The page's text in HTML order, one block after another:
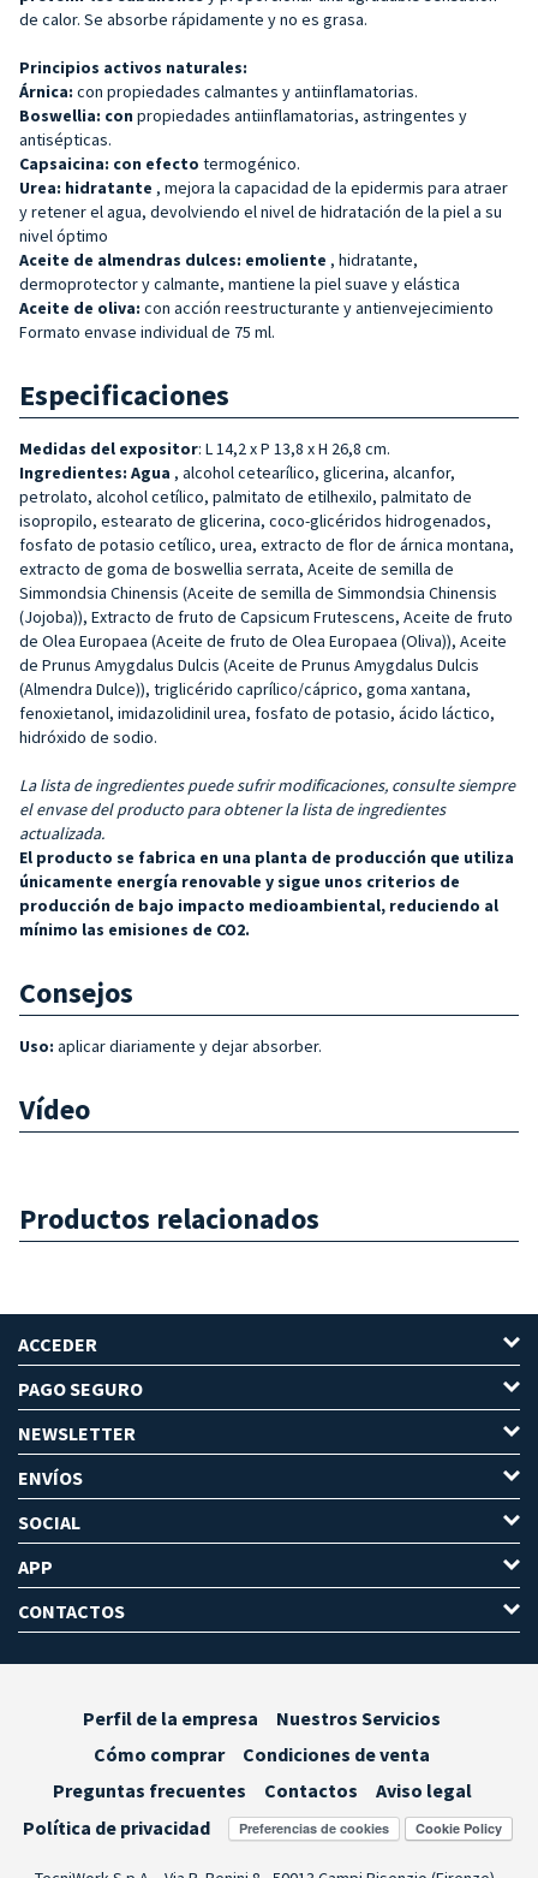
de calor. Se absorbe rápidamente y no es grasa.
Principios activos naturales:
Árnica: con propiedades calmantes y antiinflamatorias.
Boswellia: con propiedades antiinflamatorias, astringentes y
antisépticas.
Capsaicina: con efecto termogénico.
Urea: hidratante , mejora la capacidad de la epidermis para atraer
y retener el agua, devolviendo el nivel de hidratación de la piel a su
nivel óptimo
Aceite de almendras dulces: emoliente , hidratante,
dermoprotector y calmante, mantiene la piel suave y elástica
Aceite de oliva: con acción reestructurante y antienvejecimiento
Formato envase individual de 75 ml.
Especificaciones
Medidas del expositor: L 14,2 x P 13,8 x H 26,8 cm.
Ingredientes: Agua , alcohol cetearílico, glicerina, alcanfor,
petrolato, alcohol cetílico, palmitato de etilhexilo, palmitato de
isopropilo, estearato de glicerina, coco-glicéridos hidrogenados,
fosfato de potasio cetílico, urea, extracto de flor de árnica montana,
extracto de goma de boswellia serrata, Aceite de semilla de
Simmondsia Chinensis (Aceite de semilla de Simmondsia Chinensis
(Jojoba)), Extracto de fruto de Capsicum Frutescens, Aceite de fruto
de Olea Europaea (Aceite de fruto de Olea Europaea (Oliva)), Aceite
de Prunus Amygdalus Dulcis (Aceite de Prunus Amygdalus Dulcis
(Almendra Dulce)), triglicérido caprílico/cáprico, goma xantana,
fenoxietanol, imidazolidinil urea, fosfato de potasio, ácido láctico,
hidróxido de sodio.
La lista de ingredientes puede sufrir modificaciones, consulte siempre
el envase del producto para obtener la lista de ingredientes
actualizada.
El producto se fabrica en una planta de producción que utiliza
únicamente energía renovable y sigue unos criterios de
producción de bajo impacto medioambiental, reduciendo al
mínimo las emisiones de CO2.
Consejos
Uso: aplicar diariamente y dejar absorber.
Vídeo
Productos relacionados
ACCEDER
PAGO SEGURO
NEWSLETTER
ENVÍOS
SOCIAL
APP
CONTACTOS
Perfil de la empresa
Nuestros Servicios
Cómo comprar
Condiciones de venta
Preguntas frecuentes
Contactos
Aviso legal
Política de privacidad
Preferencias de cookies